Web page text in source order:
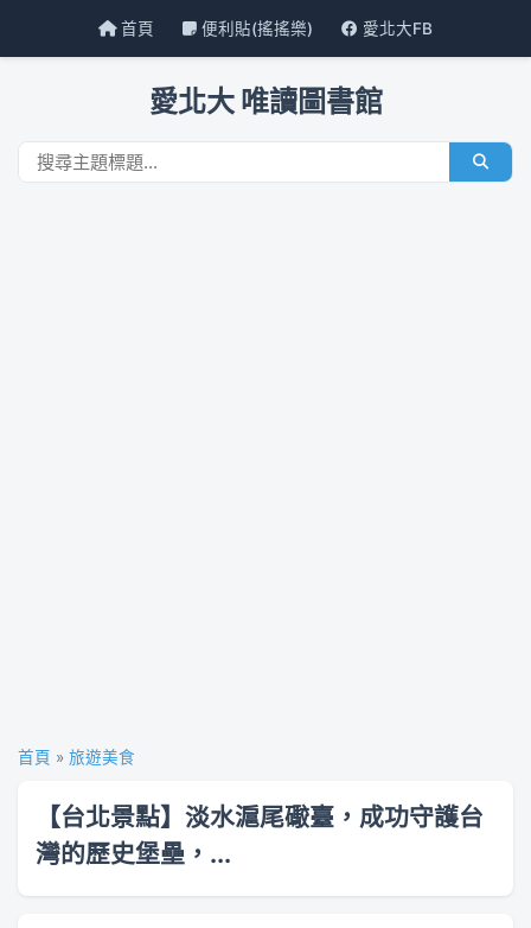
首頁 便利貼(搖搖樂) 愛北大FB
愛北大 唯讀圖書館
首頁 » 旅遊美食
【台北景點】淡水滬尾礮臺，成功守護台
灣的歷史堡壘，...